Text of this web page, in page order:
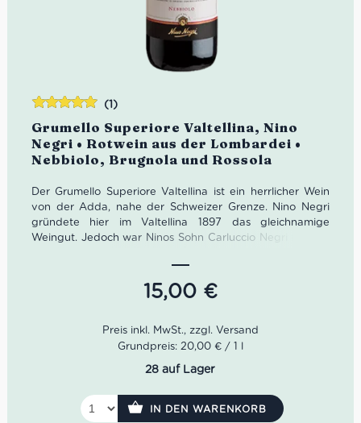
Grumello Superiore Valtellina, Nino
Negri • Rotwein aus der Lombardei •
Nebbiolo, Brugnola und Rossola
(1)
Der Grumello Superiore Valtellina ist ein herrlicher Wein
von der Adda, nahe der Schweizer Grenze. Nino Negri
gründete hier im Valtellina 1897 das gleichnamige
Weingut. Jedoch war Ninos Sohn Carluccio Negri für den
Konsequenz erneuerte das Weingut, nachdem er es
übernommen hatte. Die Weingärten verlangten nach
einer dringenden Ausbesserung, die Kellertechnik wurde
reife Beeren, Bittermandel
Abgang
15,00 €
Bewertet
mit5.00von
5
Grundpreis: 20,00 € / 1 l
28 auf Lager
IN DEN WARENKORB